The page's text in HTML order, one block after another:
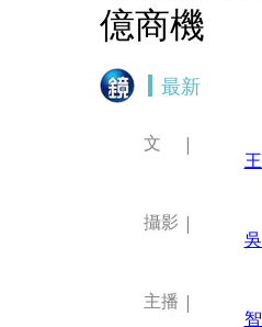
億商機
最新
文
攝影
主播